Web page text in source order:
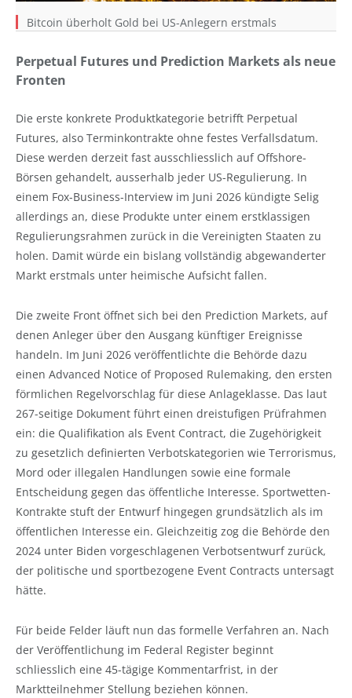
Bitcoin überholt Gold bei US-Anlegern erstmals
Perpetual Futures und Prediction Markets als neue
Fronten
Die erste konkrete Produktkategorie betrifft Perpetual
Futures, also Terminkontrakte ohne festes Verfallsdatum.
Diese werden derzeit fast ausschliesslich auf Offshore-
Börsen gehandelt, ausserhalb jeder US-Regulierung. In
einem Fox-Business-Interview im Juni 2026 kündigte Selig
allerdings an, diese Produkte unter einem erstklassigen
Regulierungsrahmen zurück in die Vereinigten Staaten zu
holen. Damit würde ein bislang vollständig abgewanderter
Markt erstmals unter heimische Aufsicht fallen.
Die zweite Front öffnet sich bei den Prediction Markets, auf
denen Anleger über den Ausgang künftiger Ereignisse
handeln. Im Juni 2026 veröffentlichte die Behörde dazu
einen Advanced Notice of Proposed Rulemaking, den ersten
förmlichen Regelvorschlag für diese Anlageklasse. Das laut
267-seitige Dokument führt einen dreistufigen Prüfrahmen
ein: die Qualifikation als Event Contract, die Zugehörigkeit
zu gesetzlich definierten Verbotskategorien wie Terrorismus,
Mord oder illegalen Handlungen sowie eine formale
Entscheidung gegen das öffentliche Interesse. Sportwetten-
Kontrakte stuft der Entwurf hingegen grundsätzlich als im
öffentlichen Interesse ein. Gleichzeitig zog die Behörde den
2024 unter Biden vorgeschlagenen Verbotsentwurf zurück,
der politische und sportbezogene Event Contracts untersagt
hätte.
Für beide Felder läuft nun das formelle Verfahren an. Nach
der Veröffentlichung im Federal Register beginnt
schliesslich eine 45-tägige Kommentarfrist, in der
Marktteilnehmer Stellung beziehen können.